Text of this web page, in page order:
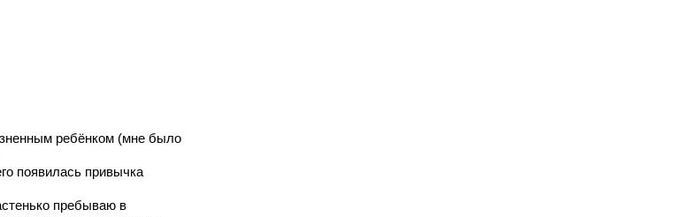
ребёнком (мне было
появилась привычка
пребываю в